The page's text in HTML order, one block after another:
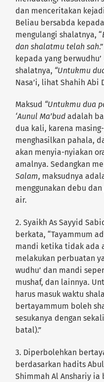
dan menceritakan
Beliau bersabda
mengulangi shalatnya, “
dan shalatmu telah sah
kepada yang
shalatnya, “Untukmu
Nasa’i, lihat Shahih Abi
Maksud “Untukmu dua
‘Aunul Ma’bud adalah
dua kali, karena
menghasilkan pahala,
akan menyia-nyiakan
amalnya. Sedangkan
Salam, maksudnya
menggunakan debu
air.
2. Syaikh As Sayyid
berkata, “Tayammum
mandi ketika tidak ada
melakukan perbuatan
wudhu’ dan mandi
mushaf, dan lainnya.
harus masuk waktu
bertayammum boleh
sesukanya dengan
batal).”
3. Diperbolehkan
berdasarkan hadits
Shimmah Al Anshariy ia